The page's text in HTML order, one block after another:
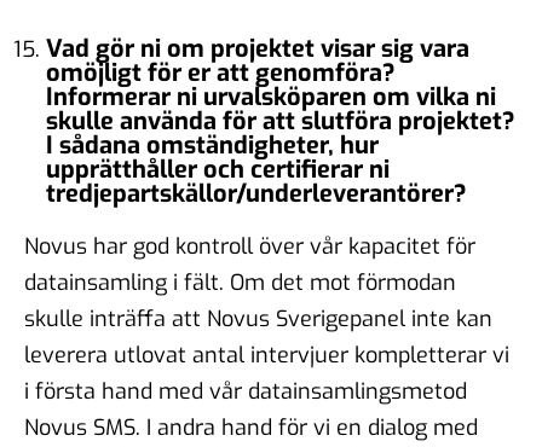
Vad gör ni om projektet visar sig vara
omöjligt för er att genomföra?
Informerar ni urvalsköparen om vilka ni
skulle använda för att slutföra projektet?
I sådana omständigheter, hur
upprätthåller och certifierar ni
tredjepartskällor/underleverantörer?
Novus har god kontroll över vår kapacitet för
datainsamling i fält. Om det mot förmodan
skulle inträffa att Novus Sverigepanel inte kan
leverera utlovat antal intervjuer kompletterar vi
i första hand med vår datainsamlingsmetod
Novus SMS. I andra hand för vi en dialog med